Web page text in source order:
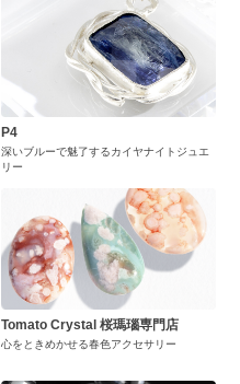
P4
深いブルーで魅了するカイヤナイトジュエ
リー
Tomato Crystal 桜瑪瑙専門店
心をときめかせる春色アクセサリー